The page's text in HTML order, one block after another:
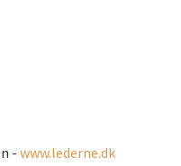
- www.lederne.dk